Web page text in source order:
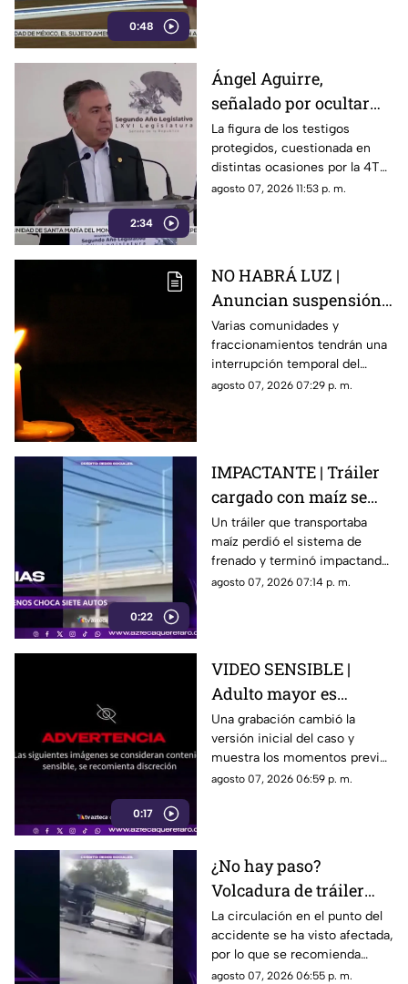
0:48
2:34
Ángel Aguirre,
señalado por ocultar
evidencia del caso
Ayotzinapa
La figura de los testigos
protegidos, cuestionada en
distintas ocasiones por la 4T
cuando es utilizada por
investigación contra el
exgobernador
agosto 07, 2026 11:53 p. m.
NO HABRÁ LUZ |
Anuncian suspensión
del suministro eléctrico
en Querétaro; estás
serán las zonas
afectadas
Varias comunidades y
fraccionamientos tendrán una
interrupción temporal del
servicio eléctrico durante
agosto 07, 2026 07:29 p. m.
0:22
IMPACTANTE | Tráiler
cargado con maíz se
queda sin frenos y
embiste a siete
vehículos
Un tráiler que transportaba
maíz perdió el sistema de
frenado y terminó impactando
a siete vehículos que
agosto 07, 2026 07:14 p. m.
0:17
VIDEO SENSIBLE |
Adulto mayor es
atropell4do por tráiler;
fue empujado antes de
m0rir
Una grabación cambió la
versión inicial del caso y
muestra los momentos previos
al atropellamiento ocurrido en
agosto 07, 2026 06:59 p. m.
¿No hay paso?
Volcadura de tráiler
colapsa este punto de la
carretera 57
La circulación en el punto del
accidente se ha visto afectada,
por lo que se recomienda
considerar tiempos de
agosto 07, 2026 06:55 p. m.